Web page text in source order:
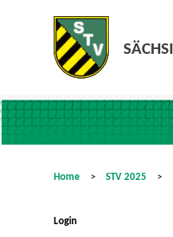
Home > STV 2025 >
Login